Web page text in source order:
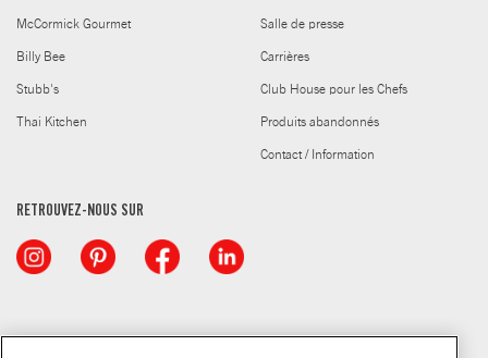
McCormick Gourmet
Billy Bee
Stubb's
Thai Kitchen
Salle de presse
Carrières
Club House pour les Chefs
Produits abandonnés
Contact / Information
RETROUVEZ-NOUS SUR